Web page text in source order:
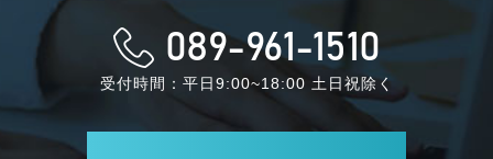
089-961-1510
受付時間：平日9:00~18:00 土日祝除く